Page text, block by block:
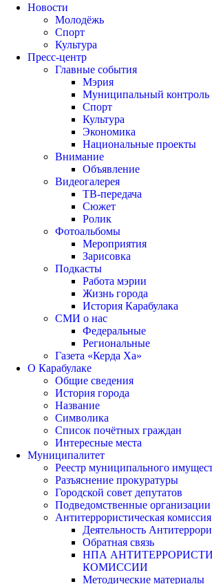
Новости
Молодёжь
Спорт
Культура
Пресс-центр
Главные события
Мэрия
Муниципальный контроль
Спорт
Культура
Экономика
Национальные проекты
Внимание
Объявление
Видеогалерея
ТВ-передача
Сюжет
Ролик
Фотоальбомы
Мероприятия
Зарисовка
Подкасты
Работа мэрии
Жизнь города
История Карабулака
СМИ о нас
Федеральные
Региональные
Газета «Керда Ха»
О Карабулаке
Общие сведения
История города
Название
Символика
Список почётных граждан
Интересные места
Муниципалитет
Реестр муниципального
Разъяснение прокуратуры
Городской совет депутатов
Подведомственные организации
Антитеррористическая комиссия
Деятельность
Обратная связь
НПА
КОМИССИИ
Методические материалы